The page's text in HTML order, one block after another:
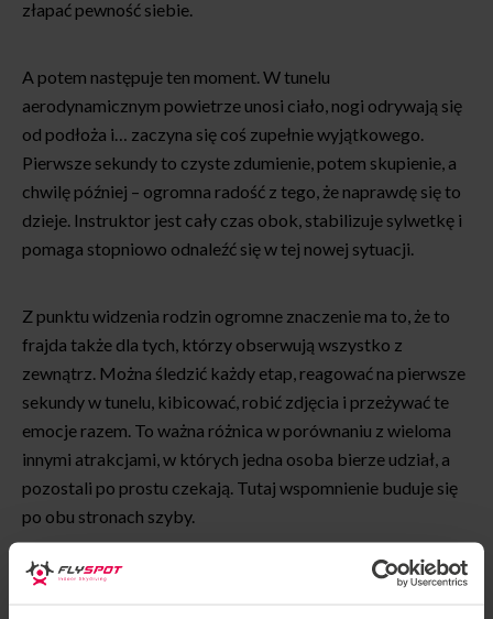
złapać pewność siebie.
A potem następujeten moment. W tunelu
aerodynamicznym powietrze unosi ciało, nogi odrywają się
od podłoża i… zaczyna się coś zupełnie wyjątkowego.
Pierwsze sekundy to czyste zdumienie, potem skupienie, a
chwilę później – ogromna radość z tego, że naprawdę się to
dzieje. Instruktor jest cały czas obok, stabilizuje sylwetkę i
pomaga stopniowo odnaleźć się w tej nowej sytuacji.
Z punktu widzenia rodzin ogromne znaczenie ma to, że to
frajda także dla tych, którzy obserwują wszystko z
zewnątrz. Można śledzić każdy etap, reagować na pierwsze
sekundy w tunelu, kibicować, robić zdjęcia i przeżywać te
emocje razem. To ważna różnica w porównaniu z wieloma
innymi atrakcjami, w których jedna osoba bierze udział, a
pozostali po prostu czekają. Tutaj wspomnienie buduje się
po obu stronach szyby.
A jeśli majówka okaże się hitem? Flyspot nie potrzebuje